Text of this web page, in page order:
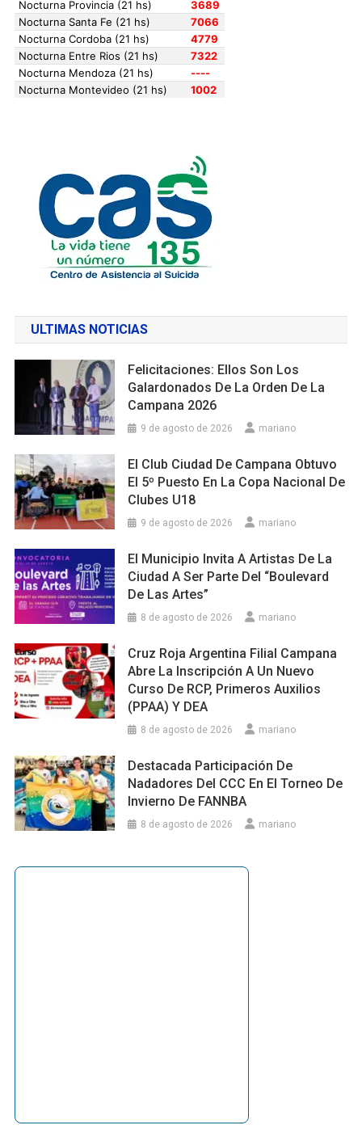
ULTIMAS NOTICIAS
Felicitaciones: Ellos Son Los
Galardonados De La Orden De La
Campana 2026
9 de agosto de 2026 mariano
El Club Ciudad De Campana Obtuvo
El 5º Puesto En La Copa Nacional De
Clubes U18
9 de agosto de 2026 mariano
El Municipio Invita A Artistas De La
Ciudad A Ser Parte Del “Boulevard
De Las Artes”
8 de agosto de 2026 mariano
Cruz Roja Argentina Filial Campana
Abre La Inscripción A Un Nuevo
Curso De RCP, Primeros Auxilios
(PPAA) Y DEA
8 de agosto de 2026 mariano
Destacada Participación De
Nadadores Del CCC En El Torneo De
Invierno De FANNBA
8 de agosto de 2026 mariano